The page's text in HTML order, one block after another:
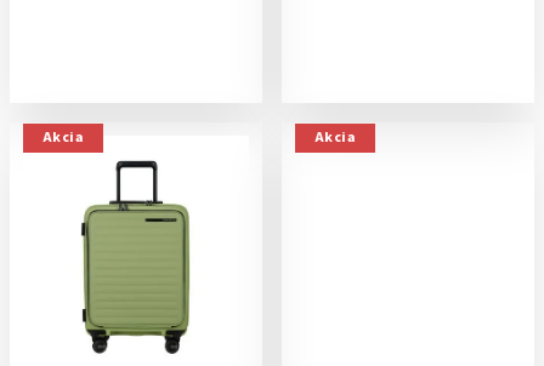
Akcia Akcia